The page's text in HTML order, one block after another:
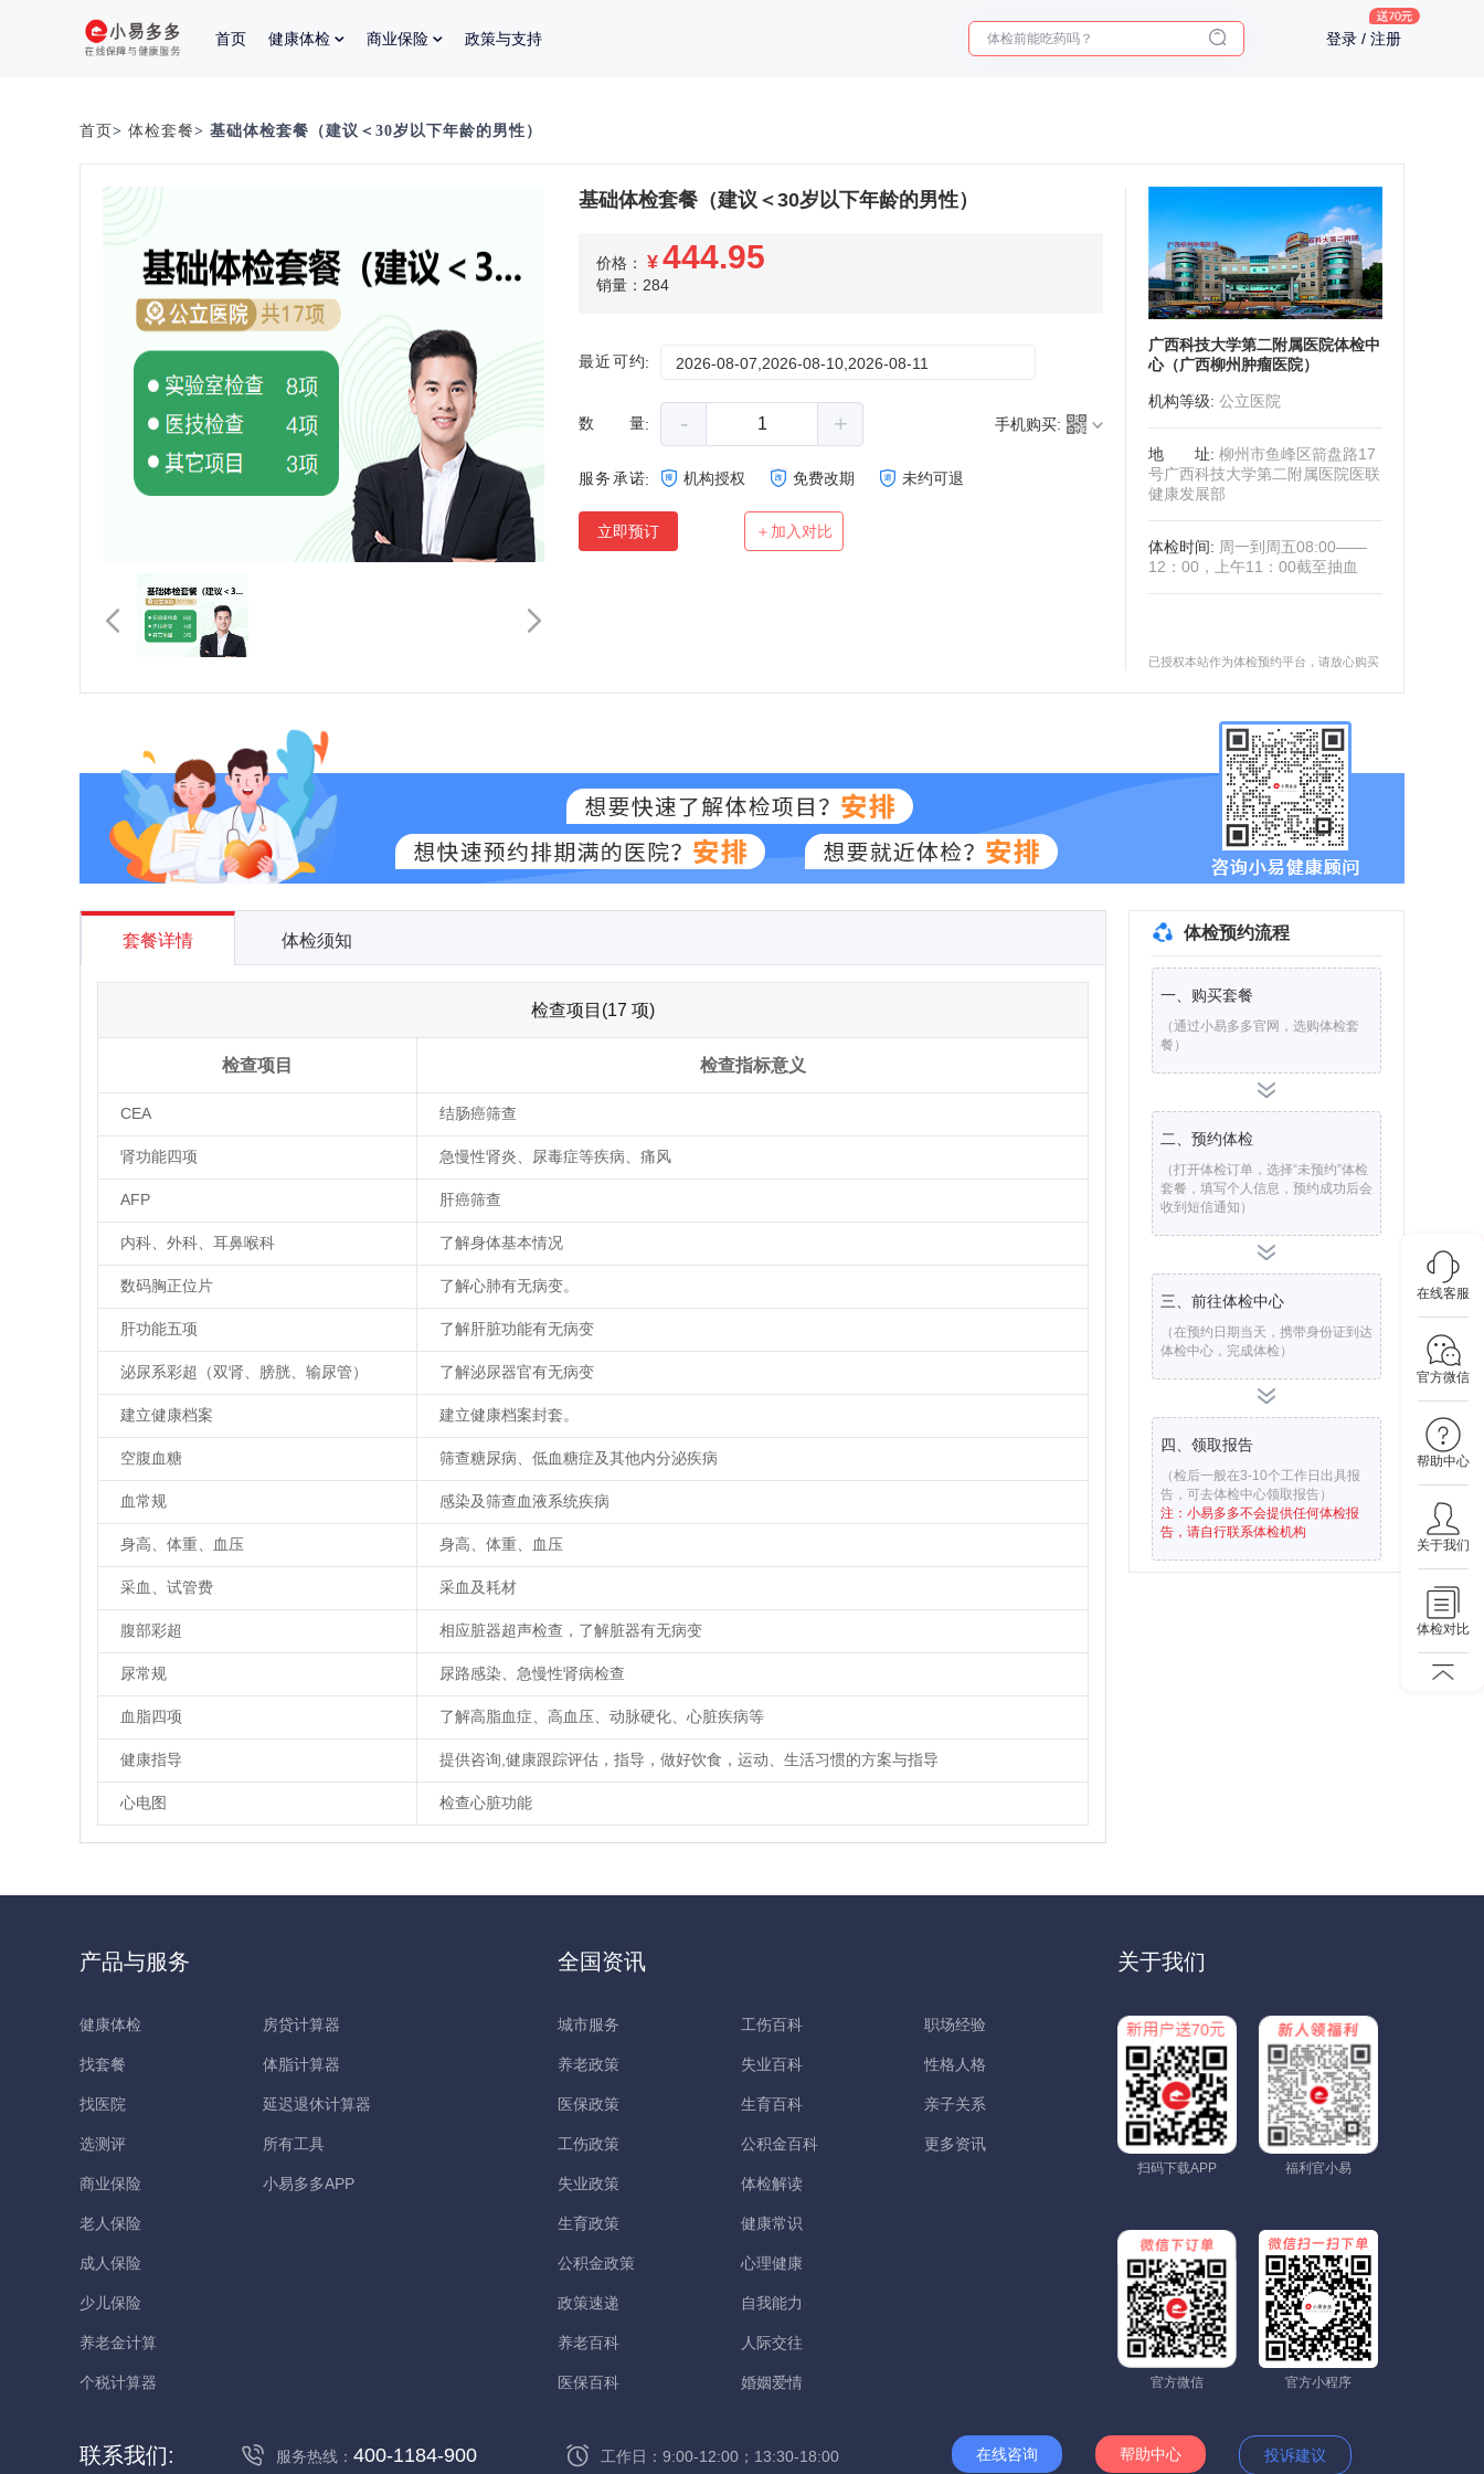
首页 健康体检 商业保险 政策与支持 十大理由告诉你为什么要买保险 登录 / 注册
在线客服
官方微信
帮助中心
关于我们
体检对比
首页> 体检套餐> 基础体检套餐（建议＜30岁以下年龄的男性）
基础体检套餐（建议＜30岁以下年龄的男性）
价格： ¥ 444.95
销量：284
最近可约: 2026-08-07,2026-08-10,2026-08-11
数量: - + 手机购买:
服务承诺: 机构授权 免费改期 未约可退
立即预订 ＋加入对比
广西科技大学第二附属医院体检中
心（广西柳州肿瘤医院）
机构等级: 公立医院
地址: 柳州市鱼峰区箭盘路17
号广西科技大学第二附属医院医联
健康发展部
体检时间: 周一到周五08:00——
12：00，上午11：00截至抽血
已授权本站作为体检预约平台，请放心购买
套餐详情 体检须知
检查项目(17 项)
检查项目 检查指标意义
CEA 结肠癌筛查
肾功能四项 急慢性肾炎、尿毒症等疾病、痛风
AFP 肝癌筛查
内科、外科、耳鼻喉科 了解身体基本情况
数码胸正位片 了解心肺有无病变。
肝功能五项 了解肝脏功能有无病变
泌尿系彩超（双肾、膀胱、输尿管） 了解泌尿器官有无病变
建立健康档案 建立健康档案封套。
空腹血糖 筛查糖尿病、低血糖症及其他内分泌疾病
血常规 感染及筛查血液系统疾病
身高、体重、血压 身高、体重、血压
采血、试管费 采血及耗材
腹部彩超 相应脏器超声检查，了解脏器有无病变
尿常规 尿路感染、急慢性肾病检查
血脂四项 了解高脂血症、高血压、动脉硬化、心脏疾病等
健康指导 提供咨询,健康跟踪评估，指导，做好饮食，运动、生活习惯的方案与指导
心电图 检查心脏功能
体检预约流程
一、购买套餐
（通过小易多多官网，选购体检套
餐）
二、预约体检
（打开体检订单，选择“未预约”体检
套餐，填写个人信息，预约成功后会
收到短信通知）
三、前往体检中心
（在预约日期当天，携带身份证到达
体检中心，完成体检）
四、领取报告
（检后一般在3-10个工作日出具报
告，可去体检中心领取报告）
注：小易多多不会提供任何体检报
告，请自行联系体检机构
产品与服务
健康体检
找套餐
找医院
选测评
商业保险
老人保险
成人保险
少儿保险
养老金计算
个税计算器
房贷计算器
体脂计算器
延迟退休计算器
所有工具
小易多多APP
全国资讯
城市服务
养老政策
医保政策
工伤政策
失业政策
生育政策
公积金政策
政策速递
养老百科
医保百科
工伤百科
失业百科
生育百科
公积金百科
体检解读
健康常识
心理健康
自我能力
人际交往
婚姻爱情
职场经验
性格人格
亲子关系
更多资讯
关于我们
扫码下载APP 福利官小易
官方微信 官方小程序
联系我们: 服务热线： 400-1184-900 工作日：9:00-12:00；13:30-18:00 在线咨询 帮助中心 投诉建议